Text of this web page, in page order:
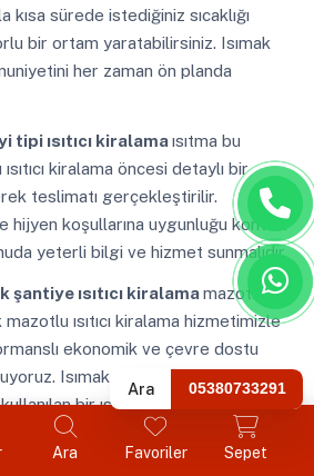
Ara Favoriler Sepet
kısa sürede istediğiniz sıcaklığı
bir ortam yaratabilirsiniz. Isımak
her zaman ön planda
tipi ısıtıcı kiralamaısıtma bu
kiralama öncesi detaylı bir
teslimatı gerçekleştirilir.
hijyen koşullarına uygunluğu kontrol
yeterli bilgi ve hizmet sunmalıdır.
şantiye ısıtıcı kiralamamazotlu
mazotlu ısıtıcı kiralama hizmetimizle
ekonomik ve çevre dostu
Isımak genellikle endüstriyel
bir ısıtma yöntemidir.
mazotlu kiralama
Ara 05380733291